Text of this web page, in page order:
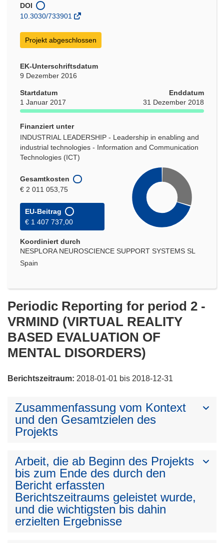
Fenster)
DOI
10.3030/733901
Projekt abgeschlossen
EK-Unterschriftsdatum
9 Dezember 2016
Startdatum
1 Januar 2017
Enddatum
31 Dezember 2018
Finanziert unter
INDUSTRIAL LEADERSHIP - Leadership in enabling and
industrial technologies - Information and Communication
Technologies (ICT)
Gesamtkosten
€ 2 011 053,75
EU-Beitrag
€ 1 407 737,00
Koordiniert durch
NESPLORA NEUROSCIENCE SUPPORT SYSTEMS SL
Spain
Periodic Reporting for period 2 -
VRMIND (VIRTUAL REALITY
BASED EVALUATION OF
MENTAL DISORDERS)
Berichtszeitraum: 2018-01-01 bis 2018-12-31
Zusammenfassung vom Kontext
und den Gesamtzielen des
Projekts
Arbeit, die ab Beginn des Projekts
bis zum Ende des durch den
Bericht erfassten
Berichtszeitraums geleistet wurde,
und die wichtigsten bis dahin
erzielten Ergebnisse